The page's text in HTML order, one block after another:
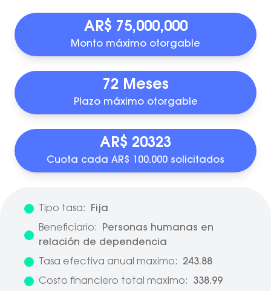
AR$ 75,000,000
Monto máximo otorgable
72 Meses
Plazo máximo otorgable
AR$ 20323
Cuota cada AR$ 100.000 solicitados
Tipo tasa:
Fija
Beneficiario:
Personas humanas en
relación de dependencia
Tasa efectiva anual maximo:
243.88
Costo financiero total maximo:
338.99